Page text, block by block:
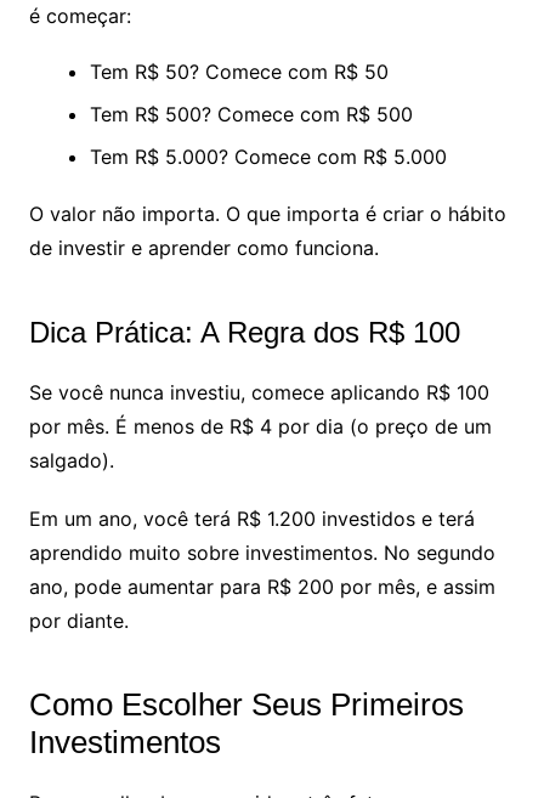
é começar:
Tem R$ 50? Comece com R$ 50
Tem R$ 500? Comece com R$ 500
Tem R$ 5.000? Comece com R$ 5.000
O valor não importa. O que importa é criar o hábito
de investir e aprender como funciona.
Dica Prática: A Regra dos R$ 100
Se você nunca investiu, comece aplicando R$ 100
por mês. É menos de R$ 4 por dia (o preço de um
salgado).
Em um ano, você terá R$ 1.200 investidos e terá
aprendido muito sobre investimentos. No segundo
ano, pode aumentar para R$ 200 por mês, e assim
por diante.
Como Escolher Seus Primeiros
Investimentos